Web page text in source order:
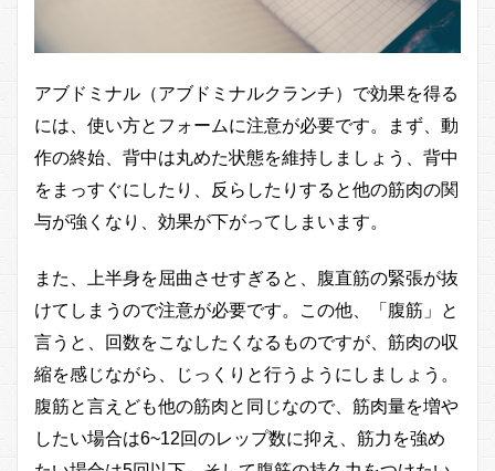
アブドミナル（アブドミナルクランチ）で効果を得る
には、使い方とフォームに注意が必要です。まず、動
作の終始、背中は丸めた状態を維持しましょう、背中
をまっすぐにしたり、反らしたりすると他の筋肉の関
与が強くなり、効果が下がってしまいます。
また、上半身を屈曲させすぎると、腹直筋の緊張が抜
けてしまうので注意が必要です。この他、「腹筋」と
言うと、回数をこなしたくなるものですが、筋肉の収
縮を感じながら、じっくりと行うようにしましょう。
腹筋と言えども他の筋肉と同じなので、筋肉量を増や
したい場合は6~12回のレップ数に抑え、筋力を強め